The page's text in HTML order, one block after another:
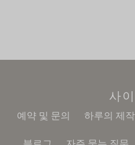
사
예약 및 문의 하루의 제